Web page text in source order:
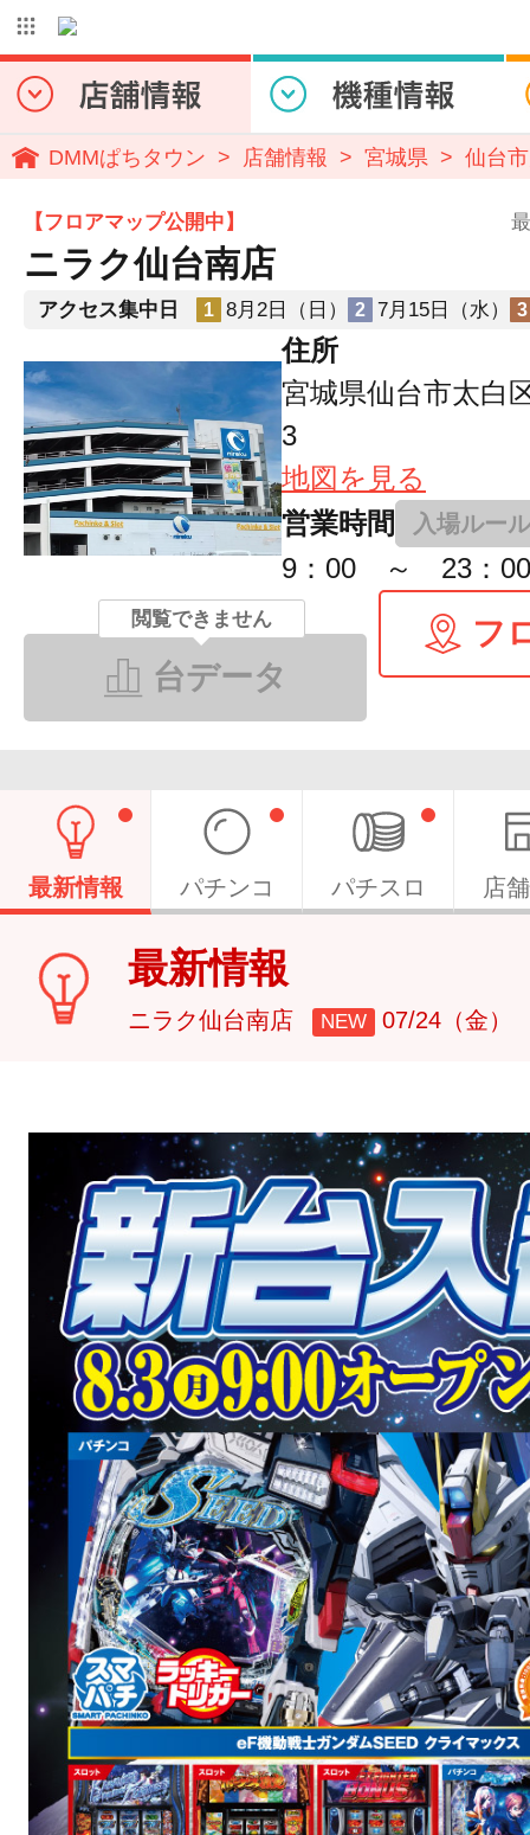
DMMぱちタウン 店舗情報 宮城県 仙台
【フロアマップ公開中】
ニラク仙台南店
アクセス集中日 1 8月2日（日） 2 7月15日（水） 3
住所
宮城県仙台市太白
3
地図を見る
営業時間
入場ルール
9：00 ～ 23：00
閲覧できません
台データ
フ
最新情報 パチンコ パチスロ 店
最新情報
ニラク仙台南店 NEW 07/24（金）